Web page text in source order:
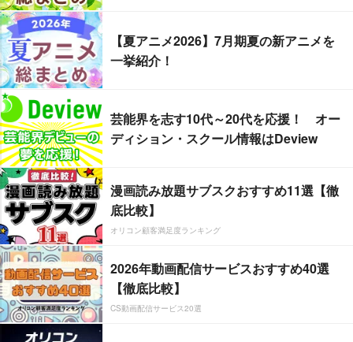
【夏アニメ2026】7月期夏の新アニメを
一挙紹介！
芸能界を志す10代～20代を応援！ オー
ディション・スクール情報はDeview
漫画読み放題サブスクおすすめ11選【徹
底比較】
オリコン顧客満足度ランキング
2026年動画配信サービスおすすめ40選
【徹底比較】
CS動画配信サービス20選